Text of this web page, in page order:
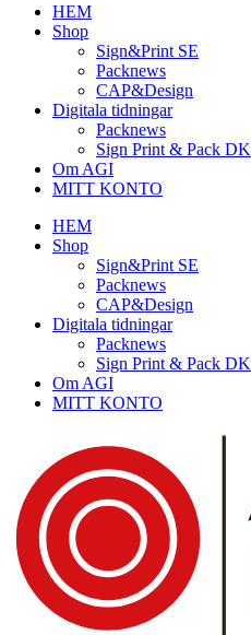
HEM
Shop
Sign&Print SE
Packnews
CAP&Design
Digitala tidningar
Packnews
Sign Print & Pack DK
Om AGI
MITT KONTO
HEM
Shop
Sign&Print SE
Packnews
CAP&Design
Digitala tidningar
Packnews
Sign Print & Pack DK
Om AGI
MITT KONTO